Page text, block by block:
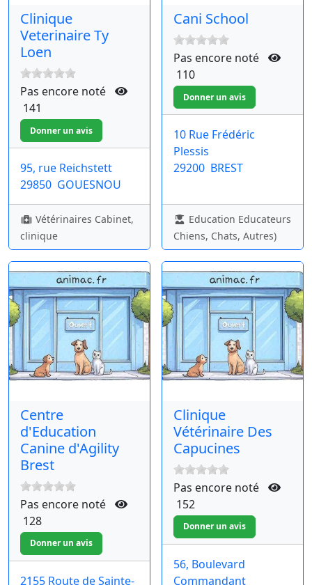
Clinique
Veterinaire Ty
Loen
Pas encore noté
141
95, rue Reichstett
29850 GOUESNOU
Vétérinaires Cabinet,
clinique
Cani School
Pas encore noté
110
10 Rue Frédéric
Plessis
29200 BREST
Education Educateurs
Chiens, Chats, Autres)
Centre
d'Education
Canine d'Agility
Brest
Pas encore noté
128
2155 Route de Sainte-
Clinique
Vétérinaire Des
Capucines
Pas encore noté
152
56, Boulevard
Commandant